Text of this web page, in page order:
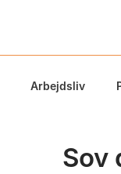
Arbejdsliv
Sov